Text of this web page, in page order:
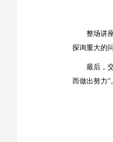
整场讲
探询重大的
最后，
而做出努力”